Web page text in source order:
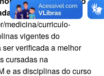
na UFPR.
medicina/curriculo-
vigentes do
verificada a melhor
cursadas na
e as disciplinas do curso